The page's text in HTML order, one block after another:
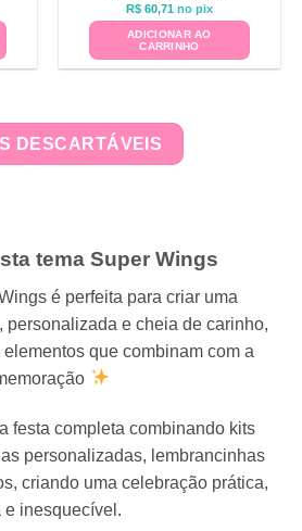
R$ 60,71 no pix
ADICIONAR AO
CARRINHO
DESCARTÁVEIS
tema Super Wings
é perfeita para criar uma
personalizada e cheia de carinho,
que combinam com a
festa completa combinando kits
personalizadas, lembrancinhas
criando uma celebração prática,
e inesquecível.